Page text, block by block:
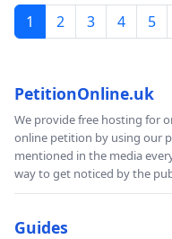
1 2 3 4 5
PetitionOnline.uk
We provide free hosting for
online petition by using our
mentioned in the media
way to get noticed by the
Guides